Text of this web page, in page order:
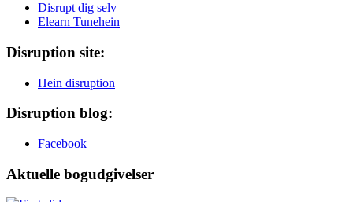
Disrupt dig selv
Elearn Tunehein
Disruption site:
Hein disruption
Disruption blog:
Facebook
Aktuelle bogudgivelser